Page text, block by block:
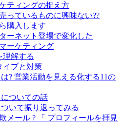
ティングの捉え方
っているものに興味ない??
購入します
ーネット登場で変化した
ーケティング
理解する
イプと対策
? 営業活動を見える化する11の
ついての話
いて振り返ってみる
メール ? 「 プロフィールを拝見